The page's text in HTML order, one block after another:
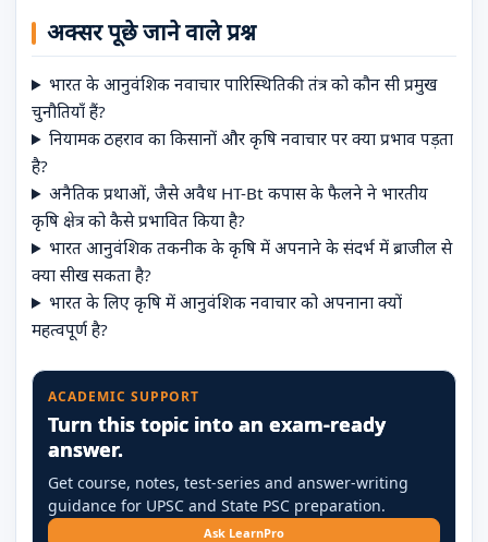
अक्सर पूछे जाने वाले प्रश्न
भारत के आनुवंशिक नवाचार पारिस्थितिकी तंत्र को कौन सी प्रमुख
चुनौतियाँ हैं?
नियामक ठहराव का किसानों और कृषि नवाचार पर क्या प्रभाव पड़ता
है?
अनैतिक प्रथाओं, जैसे अवैध HT-Bt कपास के फैलने ने भारतीय
कृषि क्षेत्र को कैसे प्रभावित किया है?
भारत आनुवंशिक तकनीक के कृषि में अपनाने के संदर्भ में ब्राजील से
क्या सीख सकता है?
भारत के लिए कृषि में आनुवंशिक नवाचार को अपनाना क्यों
महत्वपूर्ण है?
ACADEMIC SUPPORT
Turn this topic into an exam-ready
answer.
Get course, notes, test-series and answer-writing
guidance for UPSC and State PSC preparation.
Ask LearnPro